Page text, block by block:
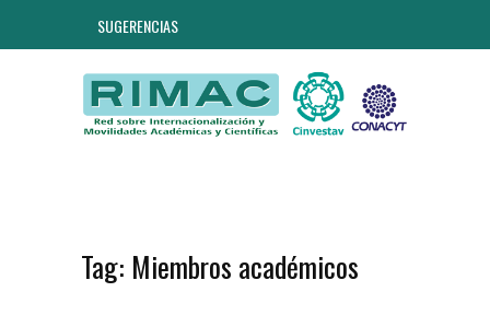
SUGERENCIAS
Tag: Miembros académicos